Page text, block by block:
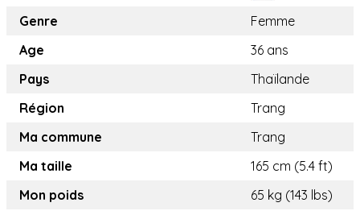
Genre
Femme
Age
36 ans
Pays
Thaïlande
Région
Trang
Ma commune
Trang
Ma taille
165 cm (5.4 ft)
Mon poids
65 kg (143 lbs)